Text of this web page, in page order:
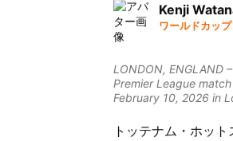
Kenji
ワールドカップ
LONDON, ENGLAND
Premier League
February 10, 2026 in
トッテナム・ホッ